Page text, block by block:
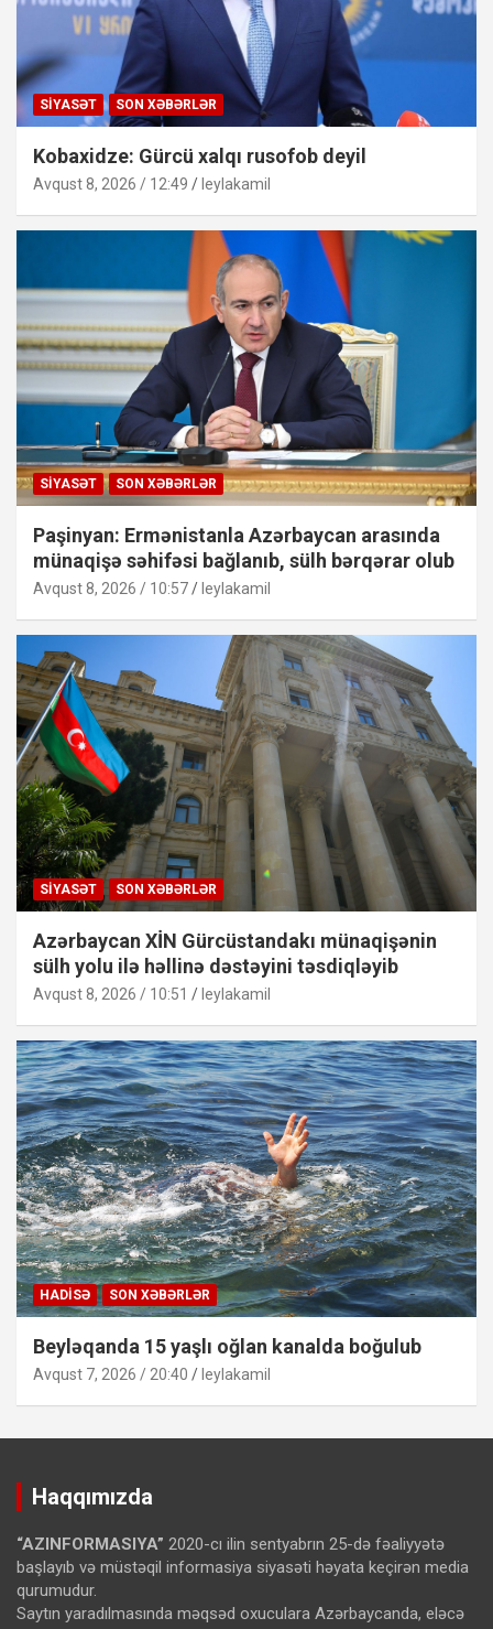
SIYASƏT SON XƏBƏRLƏR
Kobaxidze: Gürcü xalqı rusofob deyil
Avqust 8, 2026 / 12:49 leylakamil
SIYASƏT SON XƏBƏRLƏR
Paşinyan: Ermənistanla Azərbaycan arasında
münaqişə səhifəsi bağlanıb, sülh bərqərar olub
Avqust 8, 2026 / 10:57 leylakamil
SIYASƏT SON XƏBƏRLƏR
Azərbaycan XİN Gürcüstandakı münaqişənin
sülh yolu ilə həllinə dəstəyini təsdiqləyib
Avqust 8, 2026 / 10:51 leylakamil
HADISƏ SON XƏBƏRLƏR
Beyləqanda 15 yaşlı oğlan kanalda boğulub
Avqust 7, 2026 / 20:40 leylakamil
Haqqımızda
“AZINFORMASIYA” 2020-cı ilin sentyabrın 25-də fəaliyyətə
başlayıb və müstəqil informasiya siyasəti həyata keçirən media
qurumudur.
Saytın yaradılmasında məqsəd oxuculara Azərbaycanda, eləcə